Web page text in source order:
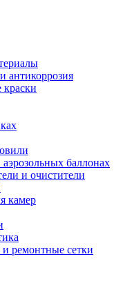
антикоррозия
краски
баллонах
и очистители
камер
ремонтные сетки